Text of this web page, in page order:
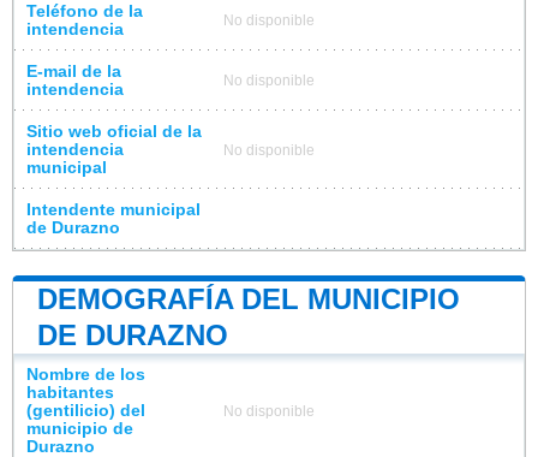
Teléfono de la
intendencia
No disponible
E-mail de la
intendencia
No disponible
Sitio web oficial de la
intendencia
municipal
No disponible
Intendente municipal
de Durazno
DEMOGRAFÍA DEL MUNICIPIO
DE DURAZNO
Nombre de los
habitantes
(gentilicio) del
municipio de
Durazno
No disponible